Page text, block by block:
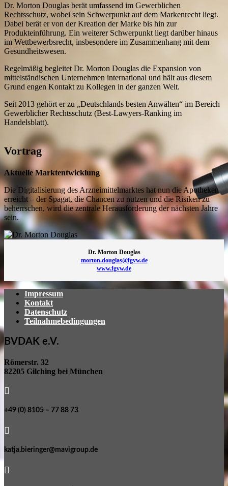
Dr. Morton Douglas berät umfassend im Gewerblichen
Rechtsschutz, wobei sein Schwerpunkt auf dem Markenrecht liegt.
Dabei berät er von der Kreation der Marke bis hin zur
Produkteinführung. Ein weiterer Schwerpunkt liegt darüber hinaus
im Wettbewerbsrecht, insbesondere im Zusammenhang mit dem
Gesundheitswesen.
Regelmäßig begleitet Dr. Morton Douglas die Expansion von
mittelständischen Unternehmen international und hält aus diesem
Grund engen Kontakt zu Kollegen in der ganzen Welt.
Seit 2013 gehört er zu „Deutschlands besten Anwälten“ im Bereich
Gewerblicher Rechtsschutz (Best-Lawyers-Ranking im
Handelsblatt).
Vortrag
Aktuelle Marktentwicklung
Die Digitalisierung des Arzneimittelmarktes hat nun die Apotheken
erreicht – der Spagat, die Chancen zu nutzen und die Risiken zu
beherrschen, wird die zentrale Herausforderung der nächsten Jahre
sein.
Dr. Morton Douglas
morton.douglas@fgvw.de
www.fgvw.de
Impressum
Kontakt
Datenschutz
Teilnahmebedingungen
BVDAK e.V.
Römerstr. 32
82205 Gilching bei München

+49 (0) 8105 – 77 88 73

katja.bieringer@mavigroup.de
